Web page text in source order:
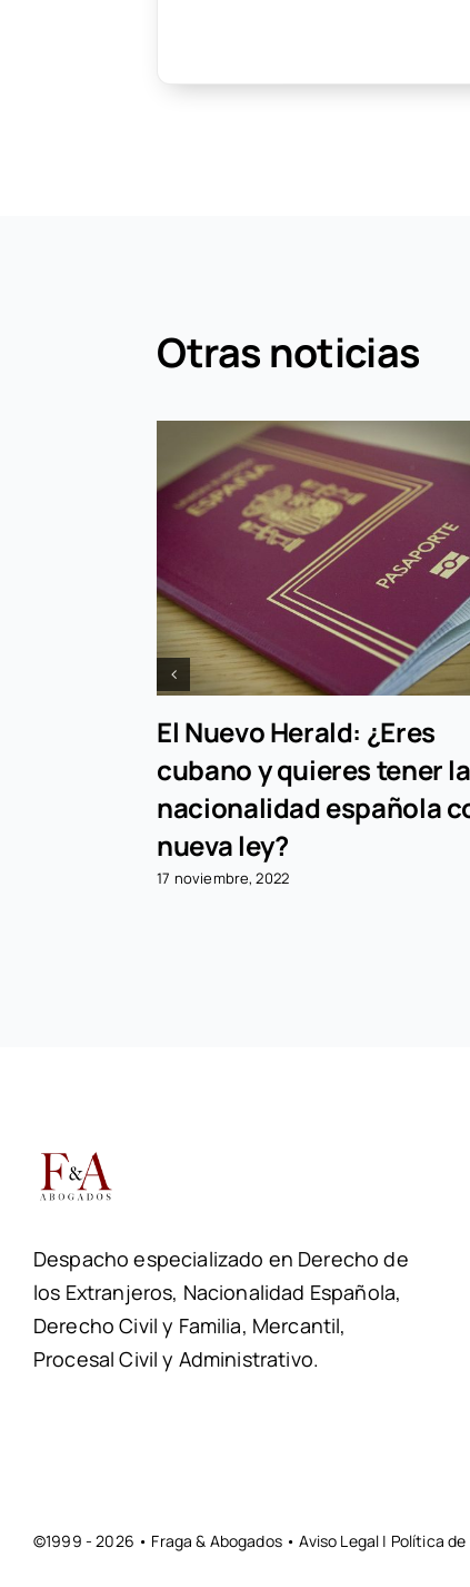
Otras noticias
El Nuevo Herald: ¿Eres
cubano y quieres tener la
nacionalidad española
nueva ley?
17 noviembre, 2022
Despacho especializado en Derecho de
los Extranjeros, Nacionalidad Española,
Derecho Civil y Familia, Mercantil,
Procesal Civil y Administrativo.
©1999 - 2026 • Fraga & Abogados •Aviso Legal | Política